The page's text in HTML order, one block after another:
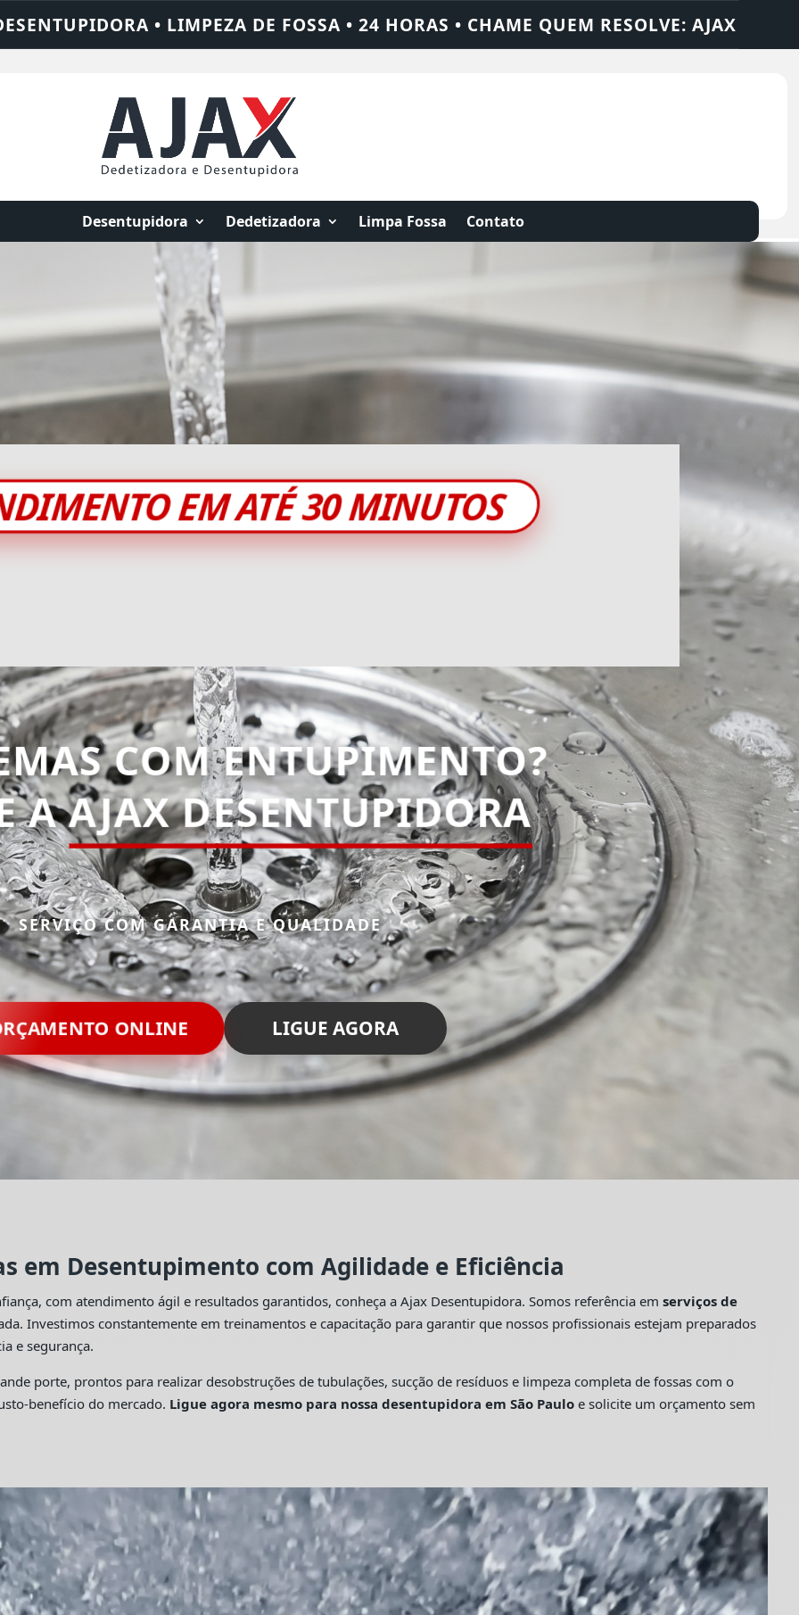
• CHAME QUEM RESOLVE: AJAX SOLUÇÕES DEDETIZADORA •
Desentupidora Dedetizadora Limpa Fossa Contato
EM ATÉ 30 MINUTOS
COM ENTUPIMENTO?
AAJAX DESENTUPIDORA
SERVIÇO COM GARANTIA E QUALIDADE
ONLINE LIGUE AGORA
em Desentupimento com Agilidade e Eficiência
com atendimento ágil e resultados garantidos, conheça a Ajax Desentupidora. Somos referência em serviços de
Investimos constantemente em treinamentos e capacitação para garantir que nossos profissionais estejam preparados
e segurança.
porte, prontos para realizar desobstruções de tubulações, sucção de resíduos e limpeza completa de fossas com o
benefício do mercado. Ligue agora mesmo para nossa desentupidora em São Pauloe solicite um orçamento sem